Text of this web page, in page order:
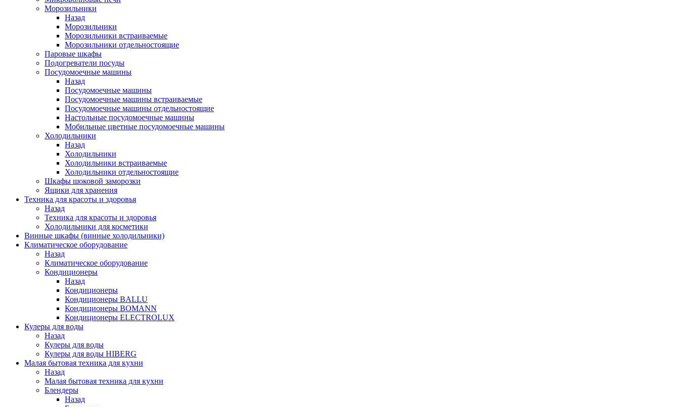
Морозильники
Назад
Морозильники
Морозильники встраиваемые
Морозильники отдельностоящие
Паровые шкафы
Подогреватели посуды
Посудомоечные машины
Назад
Посудомоечные машины
Посудомоечные машины встраиваемые
Посудомоечные машины отдельностоящие
Настольные посудомоечные машины
Мобильные цветные посудомоечные машины
Холодильники
Назад
Холодильники
Холодильники встраиваемые
Холодильники отдельностоящие
Шкафы шоковой заморозки
Ящики для хранения
Техника для красоты и здоровья
Назад
Техника для красоты и здоровья
Холодильники для косметики
Винные шкафы (винные холодильники)
Климатическое оборудование
Назад
Климатическое оборудование
Кондиционеры
Назад
Кондиционеры
Кондиционеры BALLU
Кондиционеры BOMANN
Кондиционеры ELECTROLUX
Кулеры для воды
Назад
Кулеры для воды
Кулеры для воды HIBERG
Малая бытовая техника для кухни
Назад
Малая бытовая техника для кухни
Блендеры
Назад